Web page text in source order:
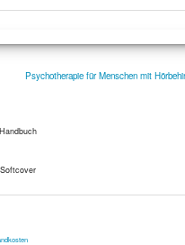
Psychotherapie für Menschen mit